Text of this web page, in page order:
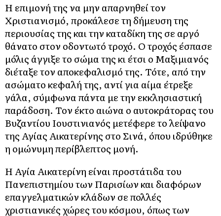
Η επιμονή της να μην απαρνηθεί τον
Χριστιανισμό, προκάλεσε τη δήμευση της
περιουσίας της και την καταδίκη της σε αργό
θάνατο στον οδοντωτό τροχό. Ο τροχός έσπασε
μόλις άγγιξε το σώμα της κι έτσι ο Μαξιμιανός
διέταξε τον αποκεφαλισμό της. Τότε, από την
ασώματο κεφαλή της, αντί για αίμα έτρεξε
γάλα, σύμφωνα πάντα με την εκκλησιαστική
παράδοση. Τον έκτο αιώνα ο αυτοκράτορας του
Βυζαντίου Ιουστινιανός μετέφερε το λείψανο
της Αγίας Αικατερίνης στο Σινά, όπου ιδρύθηκε
η ομώνυμη περίβλεπτος μονή.
Η Αγία Αικατερίνη είναι προστάτιδα του
Πανεπιστημίου των Παρισίων και διαφόρων
επαγγελματικών κλάδων σε πολλές
χριστιανικές χώρες του κόσμου, όπως των